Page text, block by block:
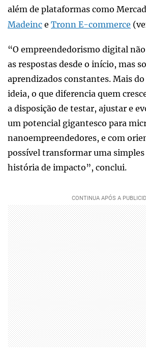
além de plataformas como
Madeinc e Tronn E-commerce
“O empreendedorismo digital
as respostas desde o início, mas
aprendizados constantes. Mais do
ideia, o que diferencia quem
a disposição de testar, ajustar e
um potencial gigantesco para
nanoempreendedores, e com
possível transformar uma
história de impacto”, conclui.